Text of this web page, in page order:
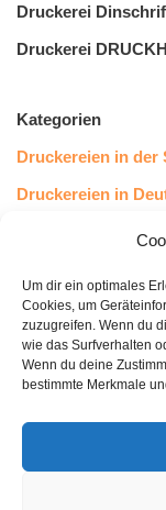
Um dir ein optimales
Cookies, um
zuzugreifen. Wenn du
wie das Surfverhalten
Wenn du deine
bestimmte Merkmale
Druckerei
Druckerei
Kategorien
Druckereien in der
Druckereien in
Druckereien in
Kundenstimmen